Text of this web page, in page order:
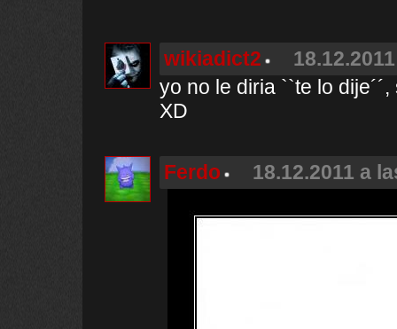
wikiadict2
yo no le diria ``te lo
XD
Ferdo 18.12.2011 a